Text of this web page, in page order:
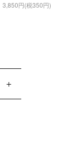
3,850円(税350円)